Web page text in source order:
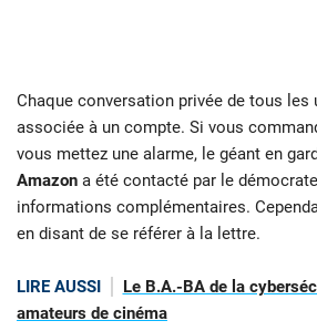
Chaque conversation privée de tous
associée à un compte. Si vous
vous mettez une alarme, le géant en
Amazon a été contacté par le
informations complémentaires.
en disant de se référer à la lettre.
LIRE AUSSI
Le B.A.-BA de la
amateurs de cinéma